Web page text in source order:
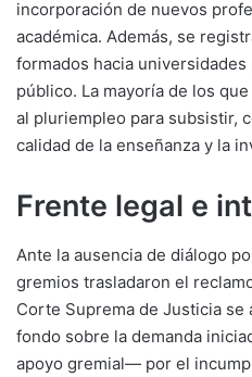
incorporación de nuevos
académica. Además, se
formados hacia
público. La mayoría de los
al pluriempleo para subsistir,
calidad de la enseñanza y la
Frente legal e
Ante la ausencia de diálogo
gremios trasladaron el
Corte Suprema de Justicia se
fondo sobre la demanda
apoyo gremial— por el